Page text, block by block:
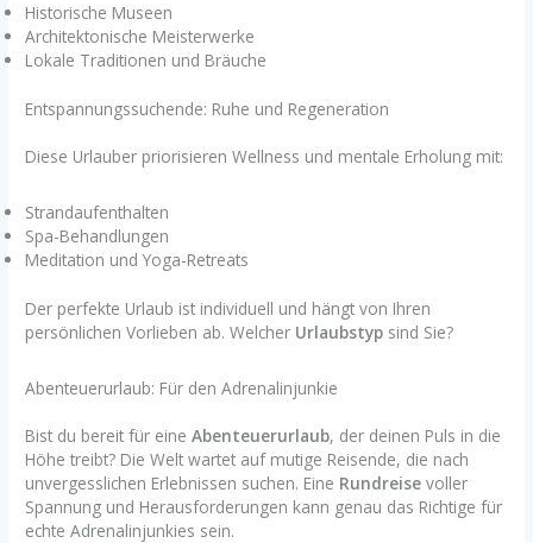
Historische Museen
Architektonische Meisterwerke
Lokale Traditionen und Bräuche
Entspannungssuchende: Ruhe und Regeneration
Diese Urlauber priorisieren Wellness und mentale Erholung mit:
Strandaufenthalten
Spa-Behandlungen
Meditation und Yoga-Retreats
Der perfekte Urlaub ist individuell und hängt von Ihren
persönlichen Vorlieben ab. Welcher Urlaubstyp sind Sie?
Abenteuerurlaub: Für den Adrenalinjunkie
Bist du bereit für eineAbenteuerurlaub, der deinen Puls in die
Höhe treibt? Die Welt wartet auf mutige Reisende, die nach
unvergesslichen Erlebnissen suchen. Eine Rundreise voller
Spannung und Herausforderungen kann genau das Richtige für
echte Adrenalinjunkies sein.